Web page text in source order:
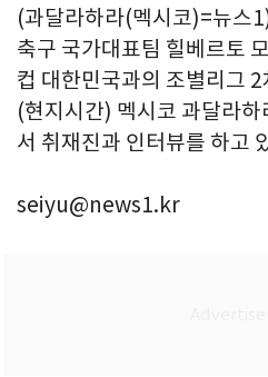
(과달라하라(멕시코)=뉴스
축구 국가대표팀 힐베르토
컵 대한민국과의 조별리그
(현지시간) 멕시코 과달라하
서 취재진과 인터뷰를 하고
seiyu@news1.kr